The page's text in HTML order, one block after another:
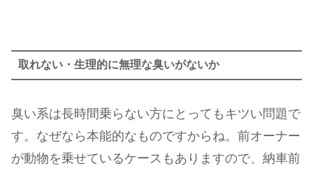
取れない・生理的に無理な臭いがないか
臭い系は長時間乗らない方にとってもキツい問題で
す。なぜなら本能的なものですからね。前オーナー
が動物を乗せているケースもありますので、納車前